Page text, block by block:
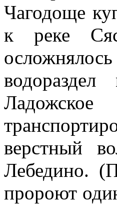
Чагодоще
к реке
верстный
Лебедино.
пророют